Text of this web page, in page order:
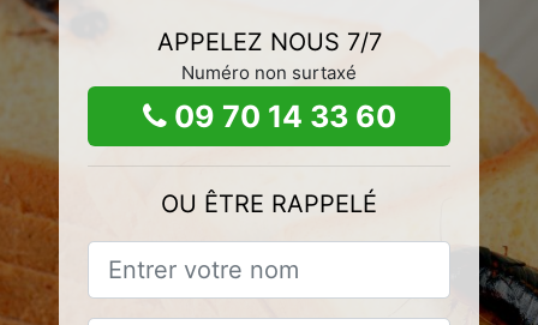
APPELEZ NOUS 7/7
Numéro non surtaxé
09 70 14 33 60
OU ÊTRE RAPPELÉ